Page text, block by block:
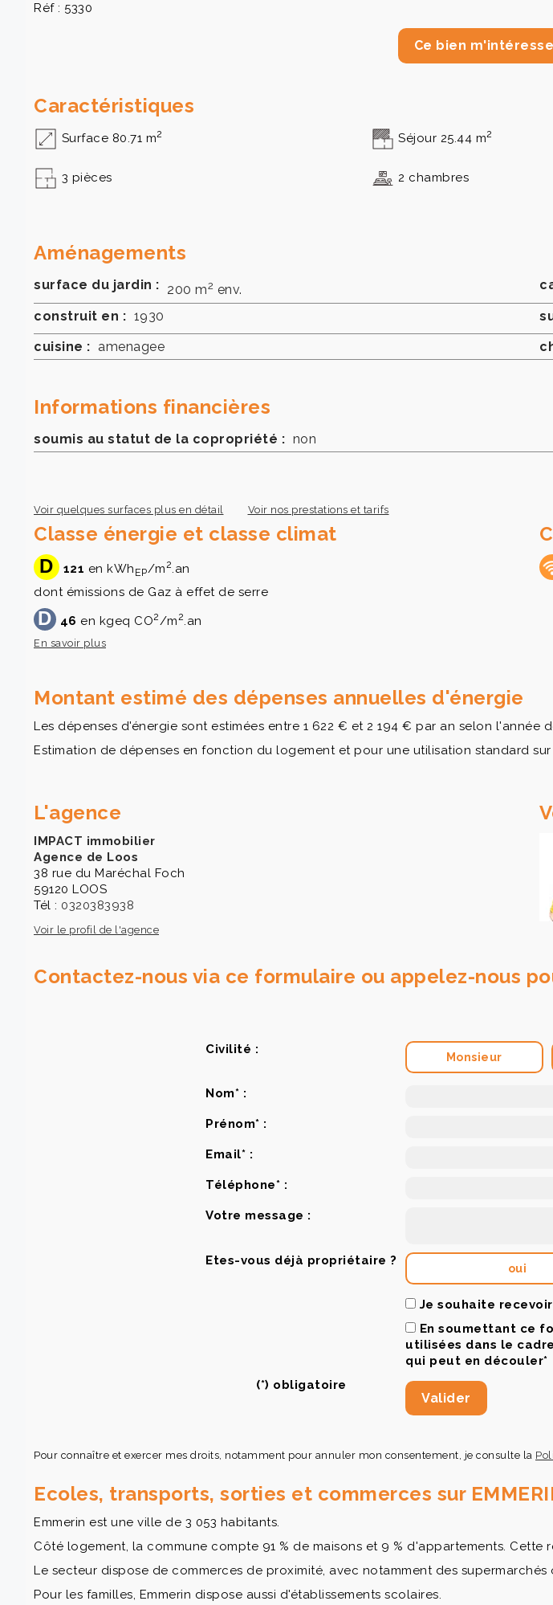
Réf : 5330
Ce bien
Caractéristiques
Surface 80.71 m2 Séjour 25.44 m2
3 pièces 2 chambres
Aménagements
surface du jardin : 200 m2 env.
construit en : 1930
cuisine : amenagee
Informations financières
soumis au statut de la copropriété : non
Voir quelques surfaces plus en détail Voir nos prestations et tarifs
Classe énergie et classe climat
D 121 en kWh EP/m2.an
dont émissions de Gaz à effet de serre
D 46 en kgeq CO2/m2.an
En savoir plus
Montant estimé des dépenses annuelles d'énergie
Les dépenses d'énergie sont estimées entre 1 622 € et 2 194 € par an selon l'année
Estimation de dépenses en fonction du logement et pour une utilisation standard
L'agence
IMPACT immobilier
Agence de Loos
38 rue du Maréchal Foch
59120 LOOS
Tél : 0320383938
Voir le profil de l'agence
Contactez-nous via ce formulaire ou appelez-nous
Civilité :
Monsieur
Nom* :
Prénom* :
Email* :
Téléphone* :
Votre message :
Etes-vous déjà propriétaire ?
oui
Je souhaite
En soumettant ce
utilisées dans le
qui peut en découler*
(*) obligatoire
Pour connaître et exercer mes droits, notamment pour annuler mon consentement, je consulte la
Ecoles, transports, sorties et commerces sur
Emmerin est une ville de 3 053 habitants.
Côté logement, la commune compte 91 % de maisons et 9 % d'appartements.
Le secteur dispose de commerces de proximité, avec notamment des supermarchés
Pour les familles, Emmerin dispose aussi d'établissements scolaires.